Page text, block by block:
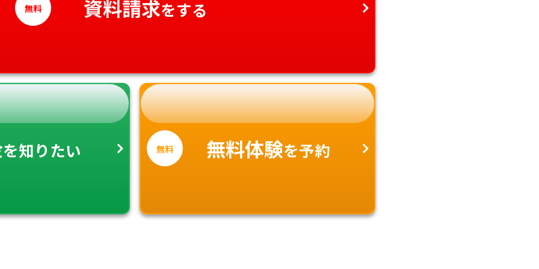
無料 資料請求をする
を知りたい 無料 無料体験を予約